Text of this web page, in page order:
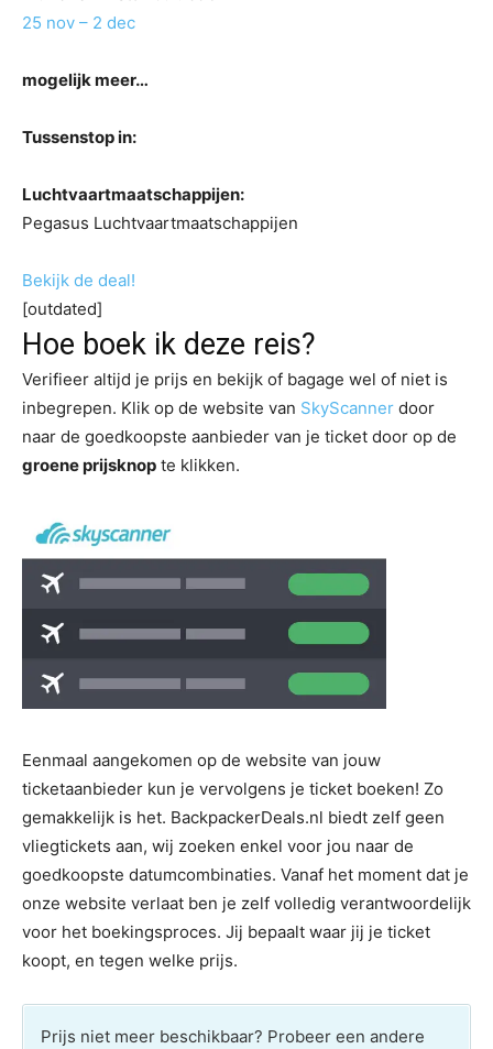
25 nov – 2 dec
mogelijk meer…
Tussenstop in:
Luchtvaartmaatschappijen:
Pegasus Luchtvaartmaatschappijen
Bekijk de deal!
[outdated]
Hoe boek ik deze reis?
Verifieer altijd je prijs en bekijk of bagage wel of niet is
inbegrepen. Klik op de website van SkyScanner door
naar de goedkoopste aanbieder van je ticket door op de
groene prijsknop te klikken.
Eenmaal aangekomen op de website van jouw
ticketaanbieder kun je vervolgens je ticket boeken! Zo
gemakkelijk is het. BackpackerDeals.nl biedt zelf geen
vliegtickets aan, wij zoeken enkel voor jou naar de
goedkoopste datumcombinaties. Vanaf het moment dat je
onze website verlaat ben je zelf volledig verantwoordelijk
voor het boekingsproces. Jij bepaalt waar jij je ticket
koopt, en tegen welke prijs.
Prijs niet meer beschikbaar? Probeer een andere